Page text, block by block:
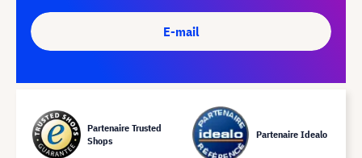
E-mail
Partenaire Trusted
Shops
Partenaire Idealo